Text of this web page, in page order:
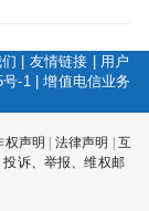
友情链接
用户
号-1|增值电信业务
权声明 法律声明
互
投诉、举报、维权邮